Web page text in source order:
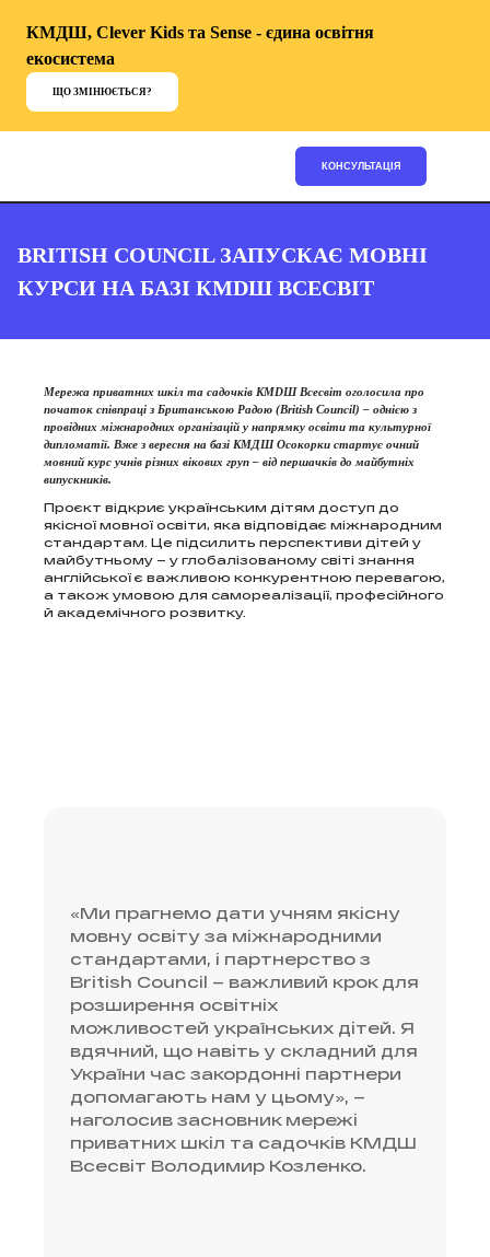
КМДШ, Clever Kids та Sense - єдина освітня
екосистема
ЩО ЗМІНЮЄТЬСЯ?
КОНСУЛЬТАЦІЯ
BRITISH COUNCIL ЗАПУСКАЄ МОВНІ
КУРСИ НА БАЗІ КМDШ ВСЕСВІТ
Мережа приватних шкіл та садочків КМDШ Всесвіт оголосила про
початок співпраці з Британською Радою (British Council) – однією з
провідних міжнародних організацій у напрямку освіти та культурної
дипломатії. Вже з вересня на базі КМДШ Осокорки стартує очний
мовний курс учнів різних вікових груп – від першачків до майбутніх
випускників.
Проєкт відкриє українським дітям доступ до
якісної мовної освіти, яка відповідає міжнародним
стандартам. Це підсилить перспективи дітей у
майбутньому – у глобалізованому світі знання
англійської є важливою конкурентною перевагою,
а також умовою для самореалізації, професійного
й академічного розвитку.
«Ми прагнемо дати учням якісну
мовну освіту за міжнародними
стандартами, і партнерство з
British Council – важливий крок для
розширення освітніх
можливостей українських дітей. Я
вдячний, що навіть у складний для
України час закордонні партнери
допомагають нам у цьому», –
наголосив засновник мережі
приватних шкіл та садочків КМДШ
Всесвіт Володимир Козленко.